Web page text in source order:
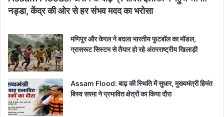
नड्डा, केंद्र की ओर से हर संभव मदद का भरोसा
मणिपुर और केरल ने बदला भारतीय फुटबॉल का मॉडल,
ग्रासरूट सिस्टम से तैयार हो रहे अंतरराष्ट्रीय खिलाड़ी
Assam Flood: बाढ़ की स्थिति में सुधार, मुख्यमंत्री हिमंत
बिस्व सरमा ने प्रभावित क्षेत्रों का किया दौरा